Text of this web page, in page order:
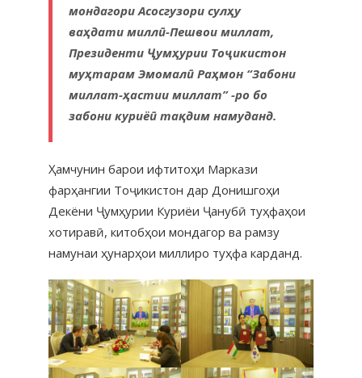
мондагори Асосгузори сулҳу
ваҳдати миллӣ-Пешвои миллат,
Президенти Ҷумҳурии Тоҷикистон
муҳтарам Эмомалӣ Раҳмон “Забони
миллат-ҳастии миллат” -ро бо
забони куриёӣ тақдим намуданд.
Ҳамчунин барои ифтитоҳи Маркази
фарҳангии Тоҷикистон дар Донишгоҳи
Декёни Ҷумҳурии Куриёи Ҷанубӣ туҳфаҳои
хотиравӣ, китобҳои мондагор ва рамзу
намунаи ҳунарҳои миллиро туҳфа карданд.